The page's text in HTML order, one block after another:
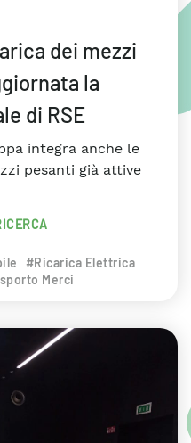
dei mezzi
la
di RSE
integra anche le
pesanti già attive
#Ricarica Elettrica
Merci